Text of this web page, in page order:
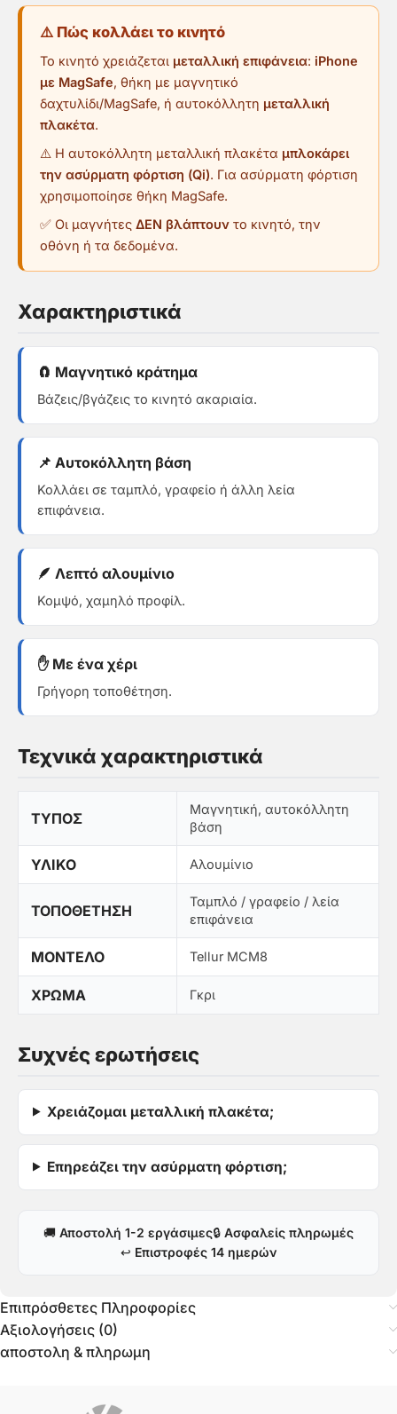
⚠️ Πώς κολλάει το κινητό
Το κινητό χρειάζεται μεταλλική επιφάνεια: iPhone
με MagSafe, θήκη με μαγνητικό
δαχτυλίδι/MagSafe, ή αυτοκόλλητη μεταλλική
πλακέτα.
⚠️ Η αυτοκόλλητη μεταλλική πλακέτα μπλοκάρει
την ασύρματη φόρτιση (Qi). Για ασύρματη φόρτιση
χρησιμοποίησε θήκη MagSafe.
✅ Οι μαγνήτες ΔΕΝ βλάπτουν το κινητό, την
οθόνη ή τα δεδομένα.
Χαρακτηριστικά
🧲 Μαγνητικό κράτημα
Βάζεις/βγάζεις το κινητό ακαριαία.
📌 Αυτοκόλλητη βάση
Κολλάει σε ταμπλό, γραφείο ή άλλη λεία
επιφάνεια.
🪶 Λεπτό αλουμίνιο
Κομψό, χαμηλό προφίλ.
✋ Με ένα χέρι
Γρήγορη τοποθέτηση.
Τεχνικά χαρακτηριστικά
ΤΎΠΟΣ
Μαγνητική, αυτοκόλλητη
βάση
ΥΛΙΚΌ Αλουμίνιο
ΤΟΠΟΘΈΤΗΣΗ
Ταμπλό / γραφείο / λεία
επιφάνεια
ΜΟΝΤΈΛΟ Tellur MCM8
ΧΡΏΜΑ Γκρι
Συχνές ερωτήσεις
Χρειάζομαι μεταλλική πλακέτα;
Επηρεάζει την ασύρματη φόρτιση;
🚚 Αποστολή 1-2 εργάσιμες🔒 Ασφαλείς πληρωμές
↩️ Επιστροφές 14 ημερών
Επιπρόσθετες Πληροφορίες
Αξιολογήσεις (0)
αποστολη & πληρωμη